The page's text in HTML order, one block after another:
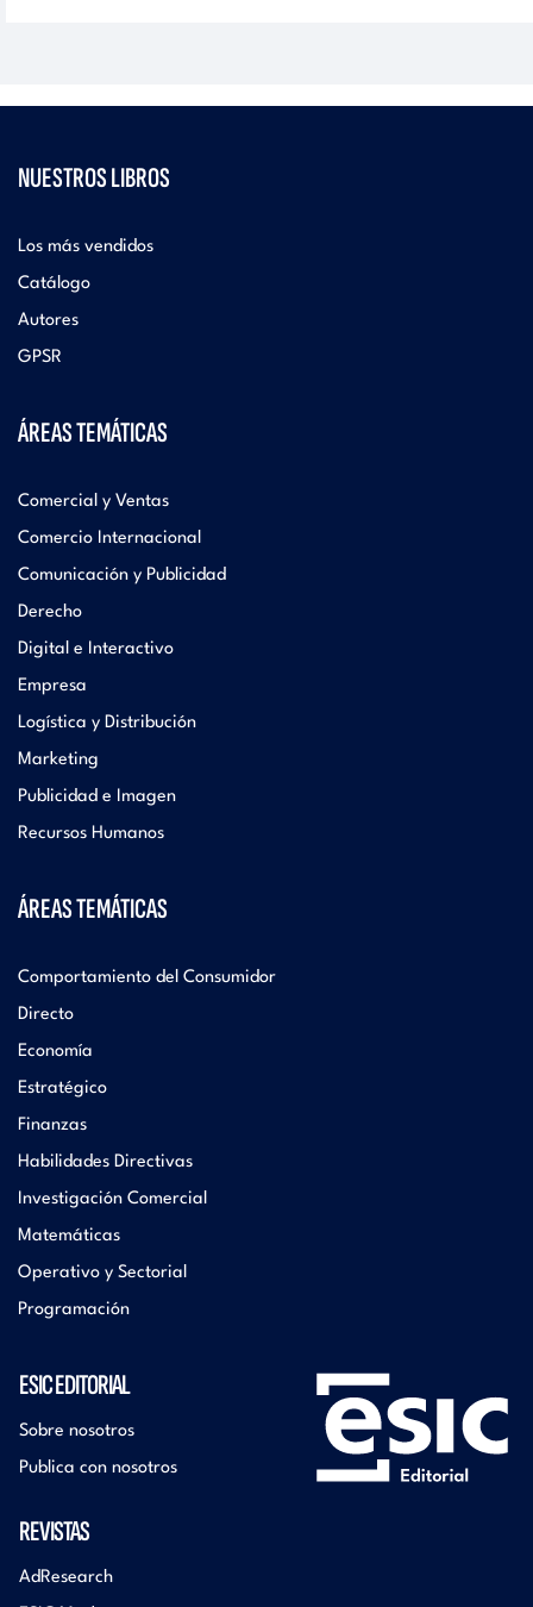
NUESTROS LIBROS
Los más vendidos
Catálogo
Autores
GPSR
ÁREAS TEMÁTICAS
Comercial y Ventas
Comercio Internacional
Comunicación y Publicidad
Derecho
Digital e Interactivo
Empresa
Logística y Distribución
Marketing
Publicidad e Imagen
Recursos Humanos
ÁREAS TEMÁTICAS
Comportamiento del Consumidor
Directo
Economía
Estratégico
Finanzas
Habilidades Directivas
Investigación Comercial
Matemáticas
Operativo y Sectorial
Programación
ESIC EDITORIAL
Sobre nosotros
Publica con nosotros
REVISTAS
AdResearch